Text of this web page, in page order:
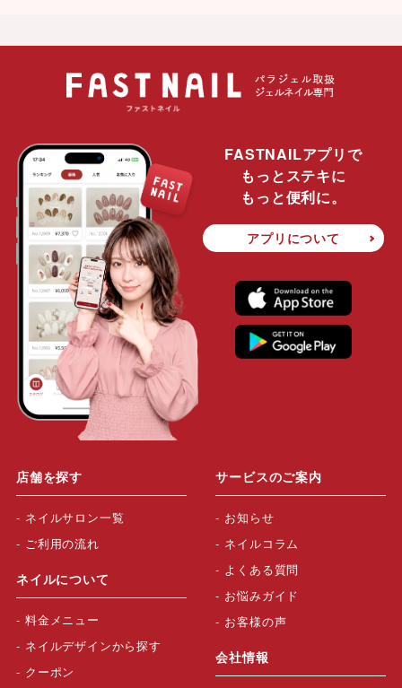
FASTNAILアプリで
もっとステキに
もっと便利に。
アプリについて
店舗を探す
ネイルサロン一覧
ご利用の流れ
ネイルについて
料金メニュー
ネイルデザインから探す
クーポン
サービスのご案内
お知らせ
ネイルコラム
よくある質問
お悩みガイド
お客様の声
会社情報